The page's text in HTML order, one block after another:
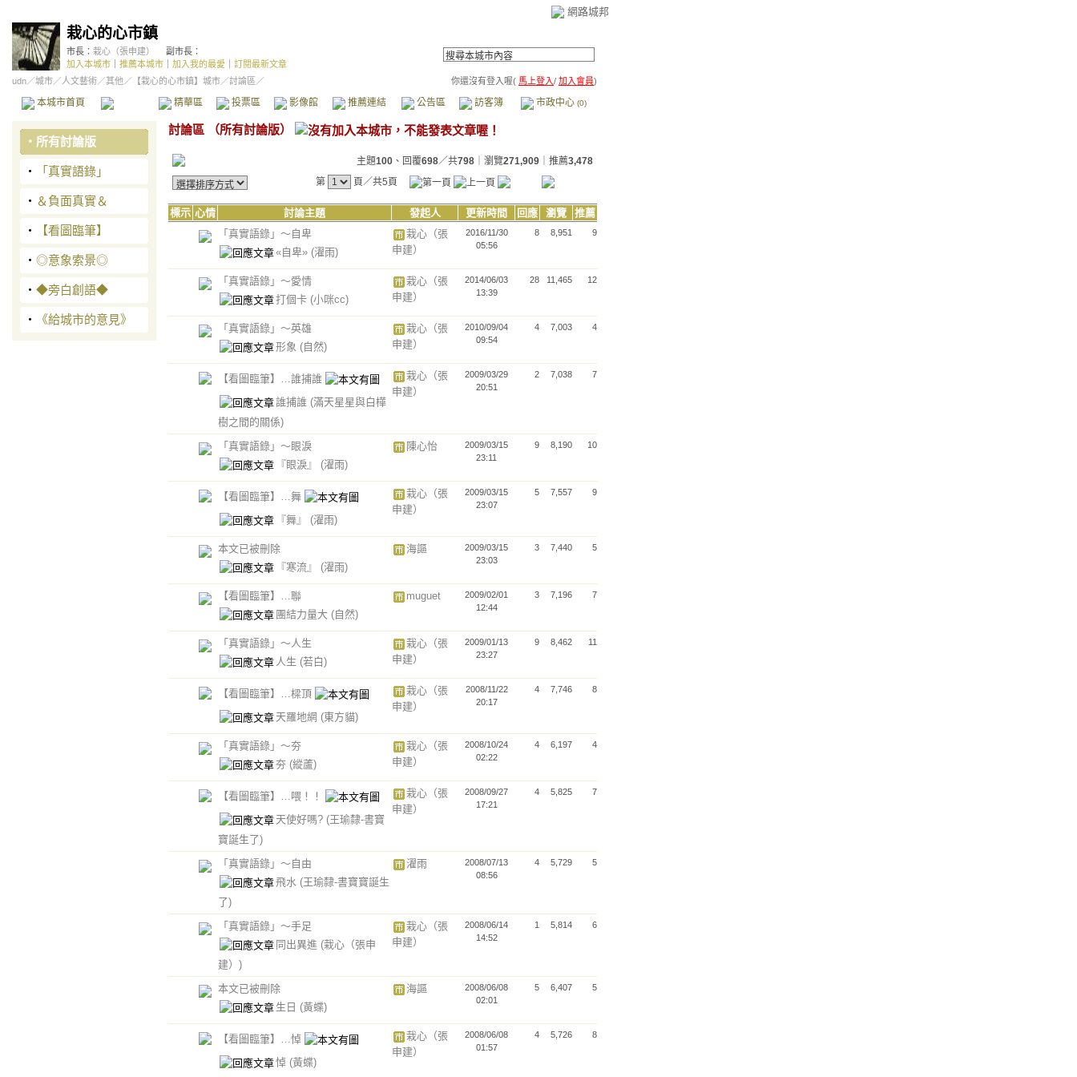
網路城邦
栽心的心市鎮
市長： 栽心（張申建）
副市長：
加入本城市
推薦本城市 加入我的最愛
訂閱最新文章
udn／城市／人文藝術／其他 ／ 【栽心的心市鎮】城市／討論區／ 你還沒有登入喔( 馬上登入/ 加入會員)
本城市首頁 精華區 投票區 影像館 推薦連結 公告區 訪客簿 市政中心 (0)
‧ 所有討論版
‧ 「真實語錄」
‧ ＆負面真實＆
‧ 【看圖臨筆】
‧ ◎意象索景◎
‧ ◆旁白創語◆
‧ 《給城市的意見》
討論區 （所有討論版）
主題100 、回覆698／共798 ｜瀏覽271,909 ｜推薦3,478
第
頁／共5頁
標示 心情 討論主題 發起人 更新時間 回應 瀏覽
推薦
「真實語錄」～自卑
«自卑» (濯雨)
栽心（張
申建）
2016/11/30
05:56
8 8,951 9
「真實語錄」～愛情
打個卡 (小咪cc)
栽心（張
申建）
2014/06/03
13:39
28 11,465 12
「真實語錄」～英雄
形象 (自然)
栽心（張
申建）
2010/09/04
09:54
4 7,003 4
【看圖臨筆】…誰捕誰
誰捕誰 (滿天星星與白樺
樹之間的關係)
栽心（張
申建）
2009/03/29
20:51
2 7,038 7
「真實語錄」～眼淚
『眼淚』 (濯雨)
陳心怡
2009/03/15
23:11
9 8,190 10
【看圖臨筆】…舞
『舞』 (濯雨)
栽心（張
申建）
2009/03/15
23:07
5 7,557 9
本文已被刪除
『寒流』 (濯雨)
海謳
2009/03/15
23:03
3 7,440 5
【看圖臨筆】…聯
團結力量大 (自然)
muguet
2009/02/01
12:44
3 7,196 7
「真實語錄」～人生
人生 (若白)
栽心（張
申建）
2009/01/13
23:27
9 8,462 11
【看圖臨筆】…樑頂
天羅地網 (東方貓)
栽心（張
申建）
2008/11/22
20:17
4 7,746 8
「真實語錄」～夯
夯 (縱蘆)
栽心（張
申建）
2008/10/24
02:22
4 6,197 4
【看圖臨筆】…喂！！
天使好嗎? (王瑜隸-書寶
寶誕生了)
栽心（張
申建）
2008/09/27
17:21
4 5,825 7
「真實語錄」～自由
飛水 (王瑜隸-書寶寶誕生
了)
濯雨
2008/07/13
08:56
4 5,729 5
「真實語錄」～手足
同出異進 (栽心（張申
建）)
栽心（張
申建）
2008/06/14
14:52
1 5,814 6
本文已被刪除
生日 (黃蝶)
海謳
2008/06/08
02:01
5 6,407 5
【看圖臨筆】…悼
悼 (黃蝶)
栽心（張
申建）
2008/06/08
01:57
4 5,726 8